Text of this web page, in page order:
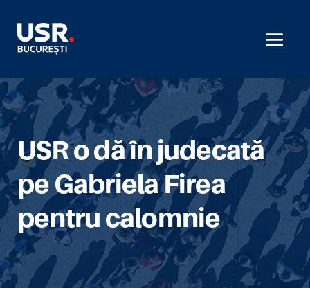
USR o dă în judecată
pe Gabriela Firea
pentru calomnie